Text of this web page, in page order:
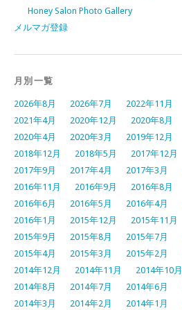
Honey Salon Photo Gallery
メルマガ登録
月別一覧
2026年8月 2026年7月 2022年11月
2021年4月
2020年12月 2020年8月
2020年4月
2020年3月 2019年12月
2018年12月
2018年5月 2017年12月
2017年9月
2017年4月 2017年3月
2016年11月
2016年9月 2016年8月
2016年6月
2016年5月 2016年4月
2016年1月
2015年12月 2015年11月
2015年9月
2015年8月 2015年7月
2015年4月
2015年3月 2015年2月
2014年12月
2014年11月 2014年10月
2014年8月
2014年7月 2014年6月
2014年3月
2014年2月 2014年1月